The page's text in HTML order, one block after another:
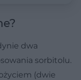
dwa
sorbitolu.
(dwie